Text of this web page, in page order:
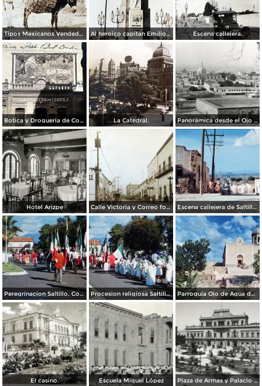
Tipos Mexicanos Vendedores de paja. ( Circulada el 20 de Mayo de 1907 ). Al heroico capitan Emilio Carranza. Escena callejera.
Botica y Drogueria de Coahuila. La Catedral. Panorámica desde el Ojo de Agua
Hotel Arizpe Calle Victoria y Correo foto Macias ( Circulada el 18 de Julio de 1912 ). Escena callejera de Saltillo, Coahuila 1959.
Peregrinacion Saltillo, Coahuila 1959 Procesion religiosa Saltillo, Coahuila 1959. Parroquia Ojo de Agua donde se venera el Santo Cristo Saltillo, Coahuila 1959
El casino. Escuela Miguel López Plaza de Armas y Palacio de Gobierno